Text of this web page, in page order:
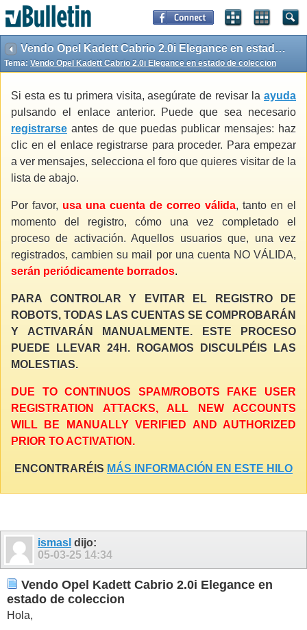
Vendo Opel Kadett Cabrio 2.0i Elegance en estado de coleccion
Tema: Vendo Opel Kadett Cabrio 2.0i Elegance en estado de coleccion
Si esta es tu primera visita, asegúrate de revisar la ayuda
pulsando el enlace anterior. Puede que sea necesario
registrarse antes de que puedas publicar mensajes: haz
clic en el enlace registrarse para proceder. Para empezar
a ver mensajes, selecciona el foro que quieres visitar de la
lista de abajo.
Por favor, usa una cuenta de correo válida, tanto en el
momento del registro, cómo una vez completado el
proceso de activación. Aquellos usuarios que, una vez
registrados, cambien su mail por una cuenta NO VÁLIDA,
serán periódicamente borrados.
PARA CONTROLAR Y EVITAR EL REGISTRO DE
ROBOTS, TODAS LAS CUENTAS SE COMPROBARÁN
Y ACTIVARÁN MANUALMENTE. ESTE PROCESO
PUEDE LLEVAR 24H. ROGAMOS DISCULPÉIS LAS
MOLESTIAS.
DUE TO CONTINUOS SPAM/ROBOTS FAKE USER
REGISTRATION ATTACKS, ALL NEW ACCOUNTS
WILL BE MANUALLY VERIFIED AND AUTHORIZED
PRIOR TO ACTIVATION.
ENCONTRARÉIS MÁS INFORMACIÓN EN ESTE HILO
ismasl dijo:
05-03-25 14:34
Vendo Opel Kadett Cabrio 2.0i Elegance en
estado de coleccion
Hola,